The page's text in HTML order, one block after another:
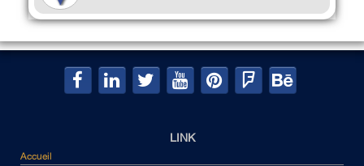
LINK
Accueil